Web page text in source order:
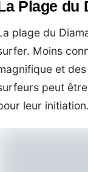
Plage du
plage du
Moins
et
peut
leur initiation.